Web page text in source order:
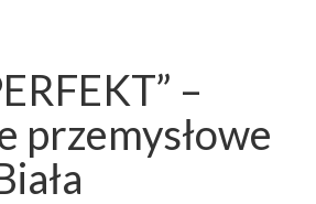
–
przemysłowe